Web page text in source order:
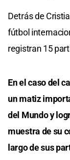
Detrás de
fútbol
registran 15
En el caso del
un matiz
del Mundo y
muestra de su
largo de sus